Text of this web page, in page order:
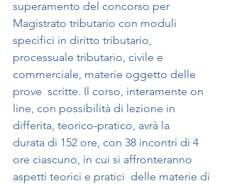
superamento del concorso per
Magistrato tributario con moduli
specifici in diritto tributario,
processuale tributario, civile e
commerciale, materie oggetto delle
prove  scritte. Il corso, interamente on
line, con possibilità di lezione in
differita, teorico-pratico, avrà la
durata di 152 ore, con 38 incontri di 4
ore ciascuno, in cui si affronteranno
aspetti teorici e pratici  delle materie di